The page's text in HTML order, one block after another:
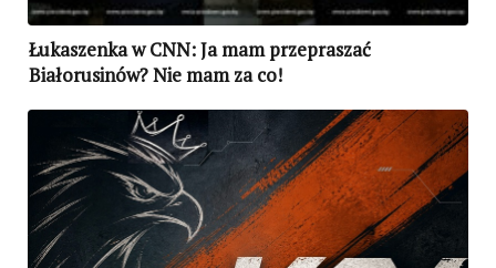
Łukaszenka w CNN: Ja mam przepraszać
Białorusinów? Nie mam za co!